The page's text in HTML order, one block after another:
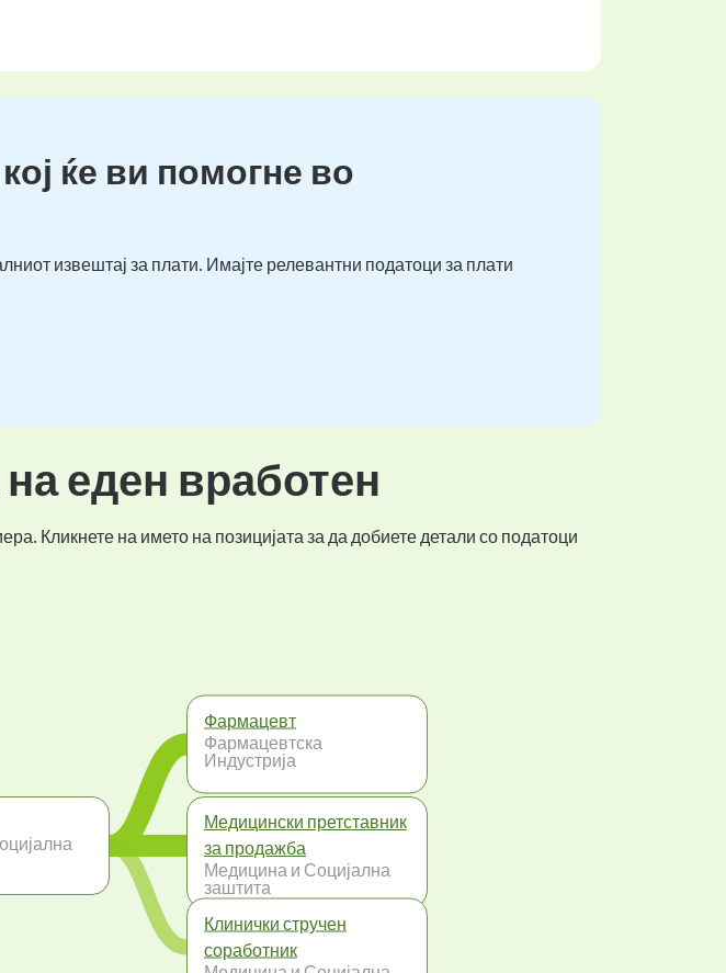
ќе ви помогне во
извештај за плати. Имајте релевантни податоци за плати
еден вработен
Кликнете на името на позицијата за да добиете детали со податоци
Фармацевт
Фармацевтска
Индустрија
Медицински претставник
за продажба
Медицина и Социјална
заштита
Клинички стручен
соработник